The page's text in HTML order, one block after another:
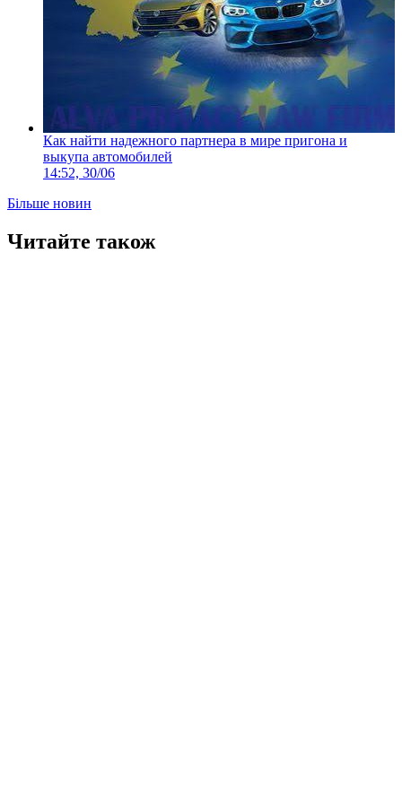
Как найти надежного партнера в мире пригона и
выкупа автомобилей
14:52, 30/06
Більше новин
Читайте також